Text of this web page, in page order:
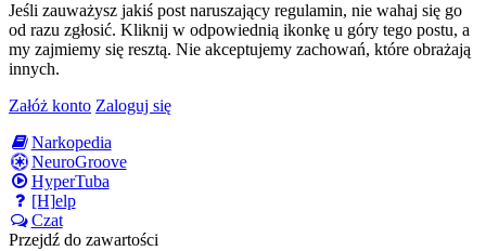
Jeśli zauważysz jakiś post naruszający regulamin, nie wahaj się go
od razu zgłosić. Kliknij w odpowiednią ikonkę u góry tego postu, a
my zajmiemy się resztą. Nie akceptujemy zachowań, które obrażają
innych.
Załóż konto Zaloguj się
Narkopedia
NeuroGroove
HyperTuba
[H]elp
Czat
Przejdź do zawartości